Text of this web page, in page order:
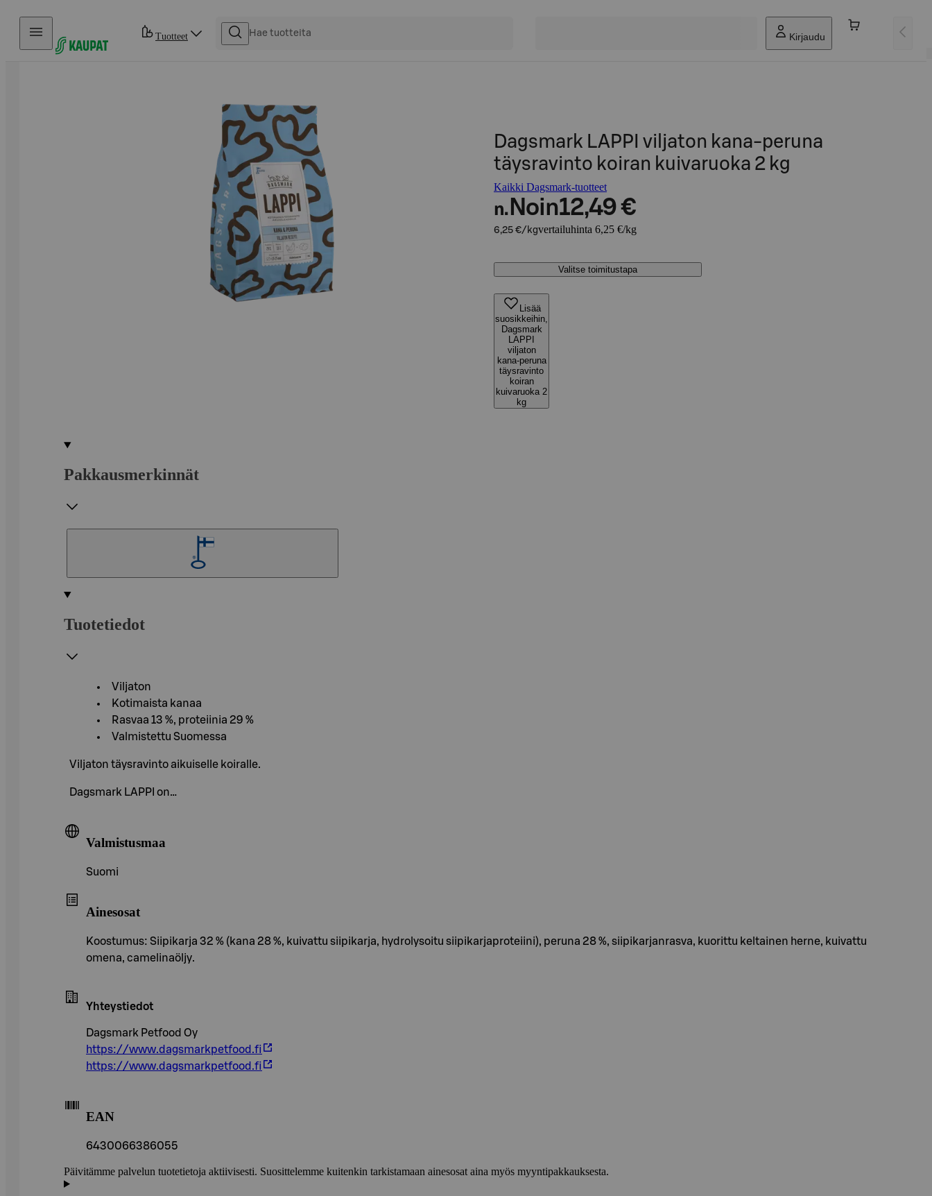
Hyppää sisältöön
Tuotteet Kirjaudu
Dagsmark LAPPI viljaton kana-peruna
täysravinto koiran kuivaruoka 2 kg
Kaikki Dagsmark-tuotteet
n. Noin12,49 €
6,25 €/kgvertailuhinta 6,25 €/kg
Valitse toimitustapa
Lisää
suosikkeihin,
Dagsmark
LAPPI
viljaton
kana-peruna
täysravinto
koiran
kuivaruoka 2
kg
Pakkausmerkinnät
Tuotetiedot
Viljaton
Kotimaista kanaa
Rasvaa 13 %, proteiinia 29 %
Valmistettu Suomessa
Viljaton täysravinto aikuiselle koiralle.
Dagsmark LAPPI on…
Valmistusmaa
Suomi
Ainesosat
Koostumus: Siipikarja 32 % (kana 28 %, kuivattu siipikarja, hydrolysoitu siipikarjaproteiini), peruna 28 %, siipikarjanrasva, kuorittu keltainen herne, kuivattu
omena, camelinaöljy.
Yhteystiedot
Dagsmark Petfood Oy
https://www.dagsmarkpetfood.fi
https://www.dagsmarkpetfood.fi
EAN
6430066386055
Päivitämme palvelun tuotetietoja aktiivisesti. Suosittelemme kuitenkin tarkistamaan ainesosat aina myös myyntipakkauksesta.